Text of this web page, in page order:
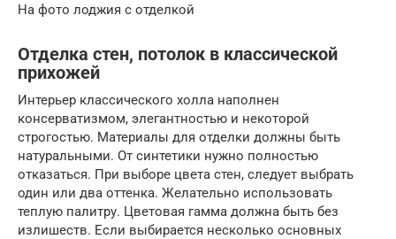
На фото лоджия с отделкой
Отделка стен, потолок в классической
прихожей
Интерьер классического холла наполнен
консерватизмом, элегантностью и некоторой
строгостью. Материалы для отделки должны быть
натуральными. От синтетики нужно полностью
отказаться. При выборе цвета стен, следует выбрать
один или два оттенка. Желательно использовать
теплую палитру. Цветовая гамма должна быть без
излишеств. Если выбирается несколько основных